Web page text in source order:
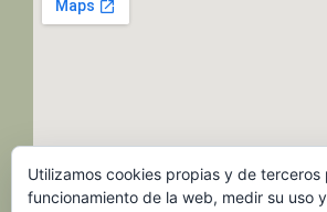
Utilizamos cookies propias y de
funcionamiento de la web, medir su uso